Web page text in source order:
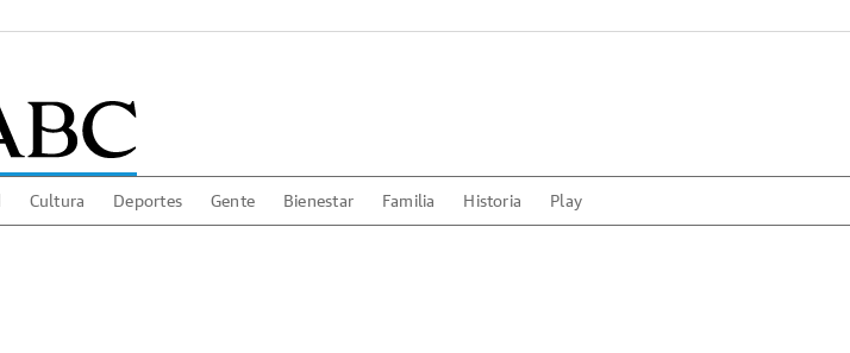
Cultura Deportes Gente Bienestar Familia Historia Play